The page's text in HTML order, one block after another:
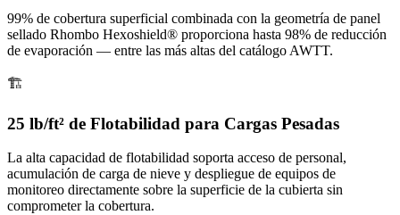
99% de cobertura superficial combinada con la geometría de panel
sellado Rhombo Hexoshield® proporciona hasta 98% de reducción
de evaporación — entre las más altas del catálogo AWTT.
🏗️
25 lb/ft² de Flotabilidad para Cargas Pesadas
La alta capacidad de flotabilidad soporta acceso de personal,
acumulación de carga de nieve y despliegue de equipos de
monitoreo directamente sobre la superficie de la cubierta sin
comprometer la cobertura.